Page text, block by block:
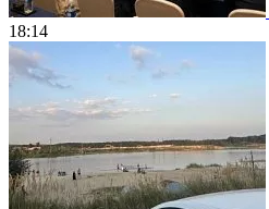
18:14